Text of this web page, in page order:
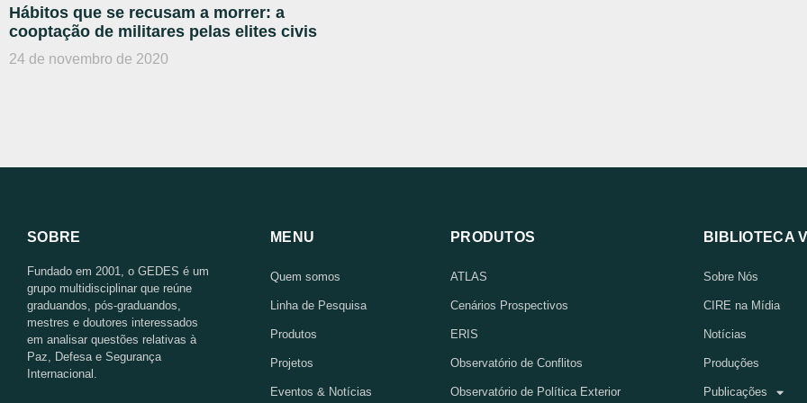
Hábitos que se recusam a morrer: a
cooptação de militares pelas elites civis
24 de novembro de 2020
SOBRE
Fundado em 2001, o GEDES é um
grupo multidisciplinar que reúne
graduandos, pós-graduandos,
mestres e doutores interessados
em analisar questões relativas à
Paz, Defesa e Segurança
Internacional.
MENU
Quem somos
Linha de Pesquisa
Produtos
Projetos
Eventos & Notícias
PRODUTOS
ATLAS
Cenários Prospectivos
ERIS
Observatório de Conflitos
Observatório de Política Exterior
BIBLIOTECA
Sobre Nós
CIRE na Mídia
Notícias
Produções
Publicações